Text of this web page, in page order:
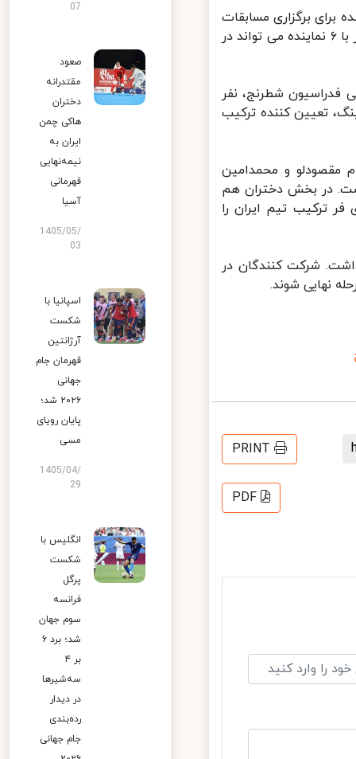
برگزاری مسابقات
قهرمانی جوانان آسیا و به دلیل آنلاین بودن این رقابت ها، هر کشور حداکثر با ۶ نماینده می تواند در
شطرنج، نفر
فهرست ریتینگ، تعیین کننده ترکیب
مقصودلو و محمدامین
در بخش دختران هم
ترکیب تیم ایران را
شرکت کنندگان در
نهایی شوند.
PRINT
PDF
07
صعود
مقتدرانه
دختران
هاکی چمن
ایران به
نیمه‌نهایی
قهرمانی
آسیا
1405/05/
03
اسپانیا با
شکست
آرژانتین
قهرمان جام
جهانی
۲۰۲۶ شد؛
پایان رویای
مسی
1405/04/
29
انگلیس با
شکست
پرگل
فرانسه
سوم جهان
شد؛ برد ۶
بر ۴
سه‌شیرها
در دیدار
رده‌بندی
جام جهانی